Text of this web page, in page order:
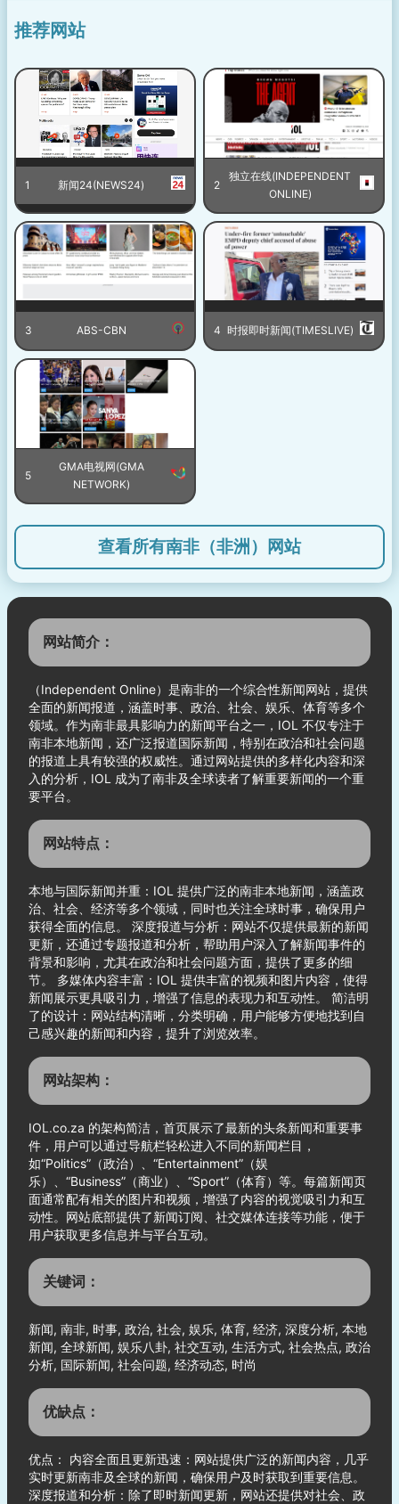
推荐网站
1 新闻24(NEWS24) 2
独立在线(INDEPENDENT
ONLINE)
3 ABS-CBN 4 时报即时新闻(TIMESLIVE)
5
GMA电视网(GMA
NETWORK)
查看所有南非（非洲）网站
网站简介：
（Independent Online）是南非的一个综合性新闻网站，提供
全面的新闻报道，涵盖时事、政治、社会、娱乐、体育等多个
领域。作为南非最具影响力的新闻平台之一，IOL 不仅专注于
南非本地新闻，还广泛报道国际新闻，特别在政治和社会问题
的报道上具有较强的权威性。通过网站提供的多样化内容和深
入的分析，IOL 成为了南非及全球读者了解重要新闻的一个重
要平台。
网站特点：
本地与国际新闻并重：IOL 提供广泛的南非本地新闻，涵盖政
治、社会、经济等多个领域，同时也关注全球时事，确保用户
获得全面的信息。 深度报道与分析：网站不仅提供最新的新闻
更新，还通过专题报道和分析，帮助用户深入了解新闻事件的
背景和影响，尤其在政治和社会问题方面，提供了更多的细
节。 多媒体内容丰富：IOL 提供丰富的视频和图片内容，使得
新闻展示更具吸引力，增强了信息的表现力和互动性。 简洁明
了的设计：网站结构清晰，分类明确，用户能够方便地找到自
己感兴趣的新闻和内容，提升了浏览效率。
网站架构：
IOL.co.za 的架构简洁，首页展示了最新的头条新闻和重要事
件，用户可以通过导航栏轻松进入不同的新闻栏目，
如“Politics”（政治）、“Entertainment”（娱
乐）、“Business”（商业）、“Sport”（体育）等。每篇新闻页
面通常配有相关的图片和视频，增强了内容的视觉吸引力和互
动性。网站底部提供了新闻订阅、社交媒体连接等功能，便于
用户获取更多信息并与平台互动。
关键词：
新闻, 南非, 时事, 政治, 社会, 娱乐, 体育, 经济, 深度分析, 本地
新闻, 全球新闻, 娱乐八卦, 社交互动, 生活方式, 社会热点, 政治
分析, 国际新闻, 社会问题, 经济动态, 时尚
优缺点：
优点： 内容全面且更新迅速：网站提供广泛的新闻内容，几乎
实时更新南非及全球的新闻，确保用户及时获取到重要信息。
深度报道和分析：除了即时新闻更新，网站还提供对社会、政